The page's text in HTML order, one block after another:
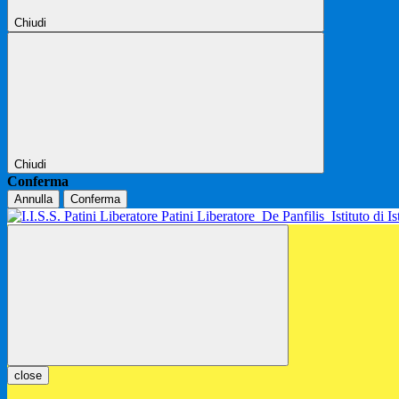
Chiudi
Chiudi
Conferma
Annulla Conferma
Patini Liberatore De Panfilis Istituto di
close